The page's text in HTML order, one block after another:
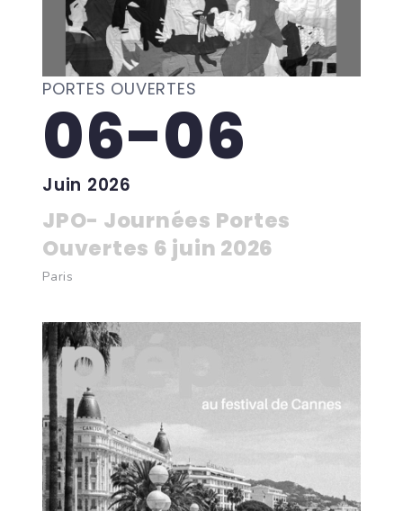
PORTES OUVERTES
06-06
Juin 2026
JPO- Journées Portes
Ouvertes 6 juin 2026
Paris